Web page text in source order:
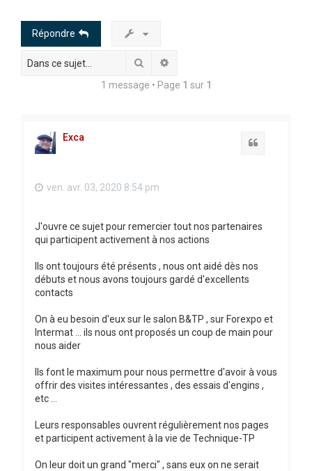
Répondre
Rechercher
1 message • Page 1 sur 1
Exca
ven. avr. 03, 2020 8:54 pm
J'ouvre ce sujet pour remercier tout nos partenaires
qui participent activement à nos actions
Ils ont toujours été présents , nous ont aidé dès nos
débuts et nous avons toujours gardé d'excellents
contacts
On à eu besoin d'eux sur le salon B&TP , sur Forexpo et
Intermat ... ils nous ont proposés un coup de main pour
nous aider
Ils font le maximum pour nous permettre d'avoir à vous
offrir des visites intéressantes , des essais d'engins ,
etc ...
Leurs responsables ouvrent régulièrement nos pages
et participent activement à la vie de Technique-TP
On leur doit un grand "merci" , sans eux on ne serait